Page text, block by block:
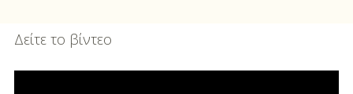
Δείτε το βίντεο